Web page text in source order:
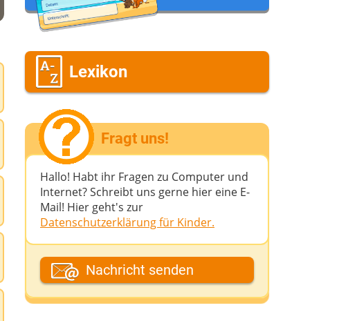
Lexikon
Fragt uns!
Hallo! Habt ihr Fragen zu Computer und
Internet? Schreibt uns gerne hier eine E-
Mail! Hier geht's zur
Datenschutzerklärung für Kinder.
Dein Fantasiename
Nachricht senden